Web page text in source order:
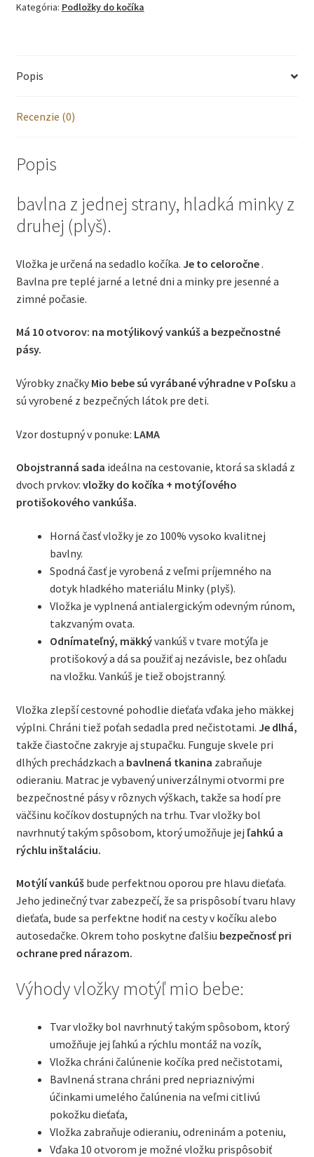
Kategória: Podložky do kočíka
Popis
Recenzie (0)
Popis
bavlna z jednej strany, hladká minky z
druhej (plyš).
Vložka je určená na sedadlo kočíka. Je to celoročne.
Bavlna pre teplé jarné a letné dni a minky pre jesenné a
zimné počasie.
Má 10 otvorov: na motýlikový vankúš a bezpečnostné
pásy.
Výrobky značky Mio bebe sú vyrábanévýhradne v Poľsku a
sú vyrobené z bezpečných látok pre deti.
Vzor dostupný v ponuke: LAMA
Obojstranná sada ideálna na cestovanie, ktorá sa skladá z
dvoch prvkov: vložky do kočíka + motýľového
protišokového vankúša.
Horná časť vložky je zo 100% vysoko kvalitnej
bavlny.
Spodná časť je vyrobená z veľmi príjemného na
dotyk hladkého materiálu Minky (plyš).
Vložka je vyplnená antialergickým odevným rúnom,
takzvaným ovata.
Odnímateľný, mäkkývankúš v tvare motýľa je
protišokový a dá sa použiť aj nezávisle, bez ohľadu
na vložku. Vankúš je tiež obojstranný.
Vložka zlepší cestovné pohodlie dieťaťa vďaka jeho mäkkej
výplni. Chráni tiež poťah sedadla pred nečistotami. Je dlhá,
takže čiastočne zakryje aj stupačku. Funguje skvele pri
dlhých prechádzkach a bavlnená tkanina zabraňuje
odieraniu. Matrac je vybavený univerzálnymi otvormi pre
bezpečnostné pásy v rôznych výškach, takže sa hodí pre
väčšinu kočíkov dostupných na trhu. Tvar vložky bol
navrhnutý takým spôsobom, ktorý umožňuje jej ľahkú a
rýchlu inštaláciu.
Motýlí vankúšbude perfektnou oporou pre hlavu dieťaťa.
Jeho jedinečný tvar zabezpečí, že sa prispôsobí tvaru hlavy
dieťaťa, bude sa perfektne hodiť na cesty v kočíku alebo
autosedačke. Okrem toho poskytne ďalšiu bezpečnosť pri
ochrane pred nárazom.
Výhody vložky motýľ mio bebe:
Tvar vložky bol navrhnutý takým spôsobom, ktorý
umožňuje jej ľahkú a rýchlu montáž na vozík,
Vložka chráni čalúnenie kočíka pred nečistotami,
Bavlnená strana chráni pred nepriaznivými
účinkami umelého čalúnenia na veľmi citlivú
pokožku dieťaťa,
Vložka zabraňuje odieraniu, odreninám a poteniu,
Vďaka 10 otvorom je možné vložku prispôsobiť